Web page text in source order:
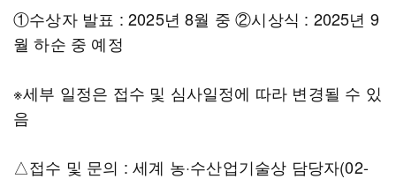
①수상자 발표 : 2025년 8월 중 ②시상식 : 2025년 9
월 하순 중 예정
※세부 일정은 접수 및 심사일정에 따라 변경될 수 있
음
△접수 및 문의 : 세계 농·수산업기술상 담당자(02-